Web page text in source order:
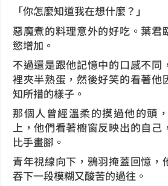
「你怎麼知道我在想什麼？」
惡魔煮的料理意外的好吃。葉君
慾增加。
不過還是跟他記憶中的口感不同
裡夾半熟蛋，然後好笑的看著他
知所措的樣子。
那個人曾經溫柔的摸過他的頭
上，他們看著櫥窗反映出的自
比手畫腳。
青年視線向下，鴉羽掩蓋回憶，
吞下一段模糊又酸苦的過往。